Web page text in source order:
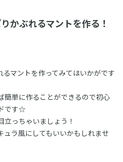
かぶれるマントを作る！
マントを作ってみてはいかがです
簡単に作ることができるので初心
です☆
っちゃいましょう！
ラ風にしてもいいかもしれませ